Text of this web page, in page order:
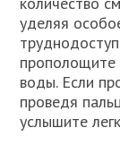
уделяя
прополощите
воды. Если
проведя
услышите